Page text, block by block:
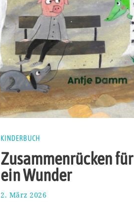
KINDERBUCH
Zusammenrücken für
ein Wunder
2. März 2026